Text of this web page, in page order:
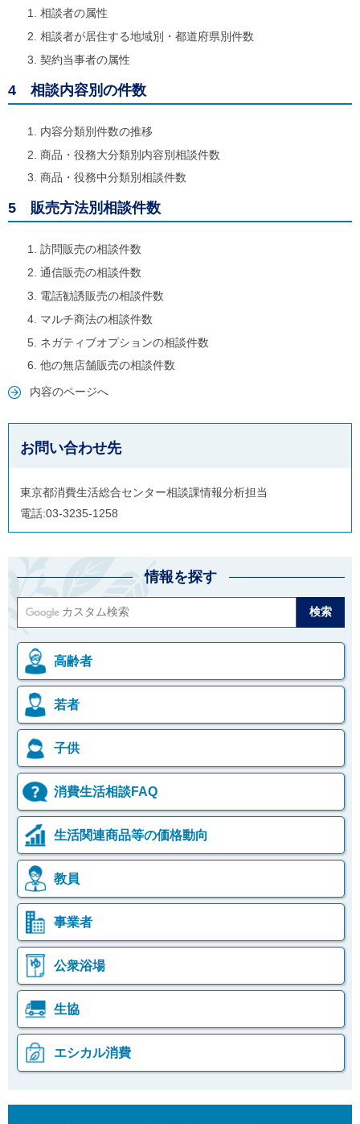
相談者の属性
相談者が居住する地域別・都道府県別件数
契約当事者の属性
4 相談内容別の件数
内容分類別件数の推移
商品・役務大分類別内容別相談件数
商品・役務中分類別相談件数
5 販売方法別相談件数
訪問販売の相談件数
通信販売の相談件数
電話勧誘販売の相談件数
マルチ商法の相談件数
ネガティブオプションの相談件数
他の無店舗販売の相談件数
内容のページへ
お問い合わせ先
東京都消費生活総合センター相談課情報分析担当
電話:03-3235-1258
情報を探す
高齢者
若者
子供
消費生活相談FAQ
生活関連商品等の価格動向
教員
事業者
公衆浴場
生協
エシカル消費